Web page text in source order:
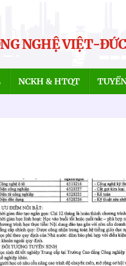
NGHỆ VIỆT-ĐỨC
NCKH & HTQT